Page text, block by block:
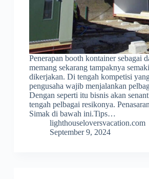
Penerapan booth kontainer sebagai
memang sekarang tampaknya
dikerjakan. Di tengah kompetisi
pengusaha wajib menjalankan
Dengan seperti itu bisnis akan
tengah pelbagai resikonya.
Simak di bawah ini.Tips…
lighthouseloversvacation.com
September 9, 2024